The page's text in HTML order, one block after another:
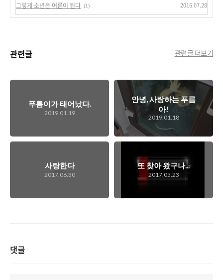
그렇게 소년은 어른이 된다 (1) 2016.07.28
관련글 관련글 더보기
푸름이가 태어났다.
2019.01.19
안녕, 사랑하는 푸름
아!
2019.01.18
사랑한다
2017.06.30
또 찾아 왔구나...
2017.05.23
댓글